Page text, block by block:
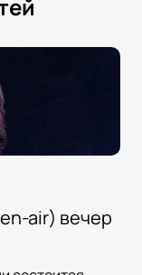
air) вечер